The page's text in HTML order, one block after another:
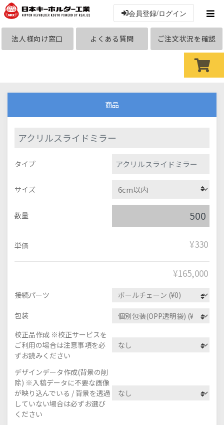
会員登録/ログイン
法人様向け窓口 よくある質問 ご注文状況を確認
商品
アクリルスライドミラー
タイプ アクリルスライドミラー
サイズ
数量
単価 ¥330
¥165,000
接続パーツ
包装
校正品作成 ※校正サービスを
ご利用の場合は注意事項を必
ずお読みください
デザインデータ作成(背景の削
除) ※入稿データに不要な画像
が映り込んでいる / 背景を透過
していない場合は必ずお選び
ください